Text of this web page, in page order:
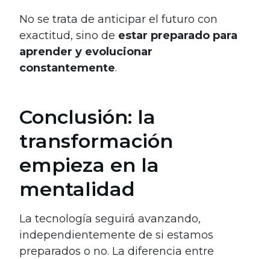
No se trata de anticipar el futuro con
exactitud, sino de estar preparado para
aprender y evolucionar
constantemente.
Conclusión: la
transformación
empieza en la
mentalidad
La tecnología seguirá avanzando,
independientemente de si estamos
preparados o no. La diferencia entre